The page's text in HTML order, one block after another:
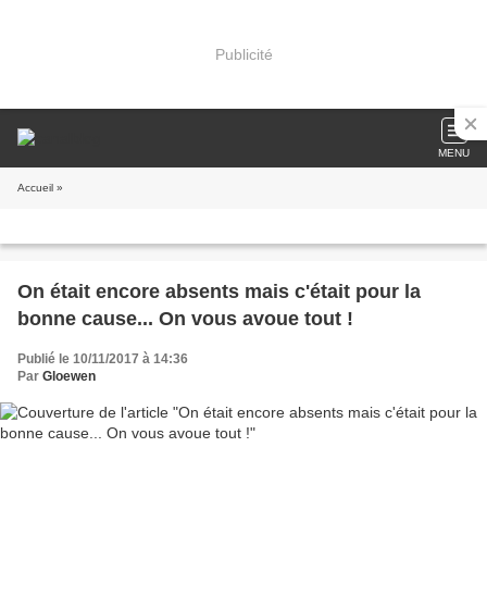
Publicité
MENU
Accueil »
On était encore absents mais c'était pour la
bonne cause... On vous avoue tout !
Publié le 10/11/2017 à 14:36
Par Gloewen